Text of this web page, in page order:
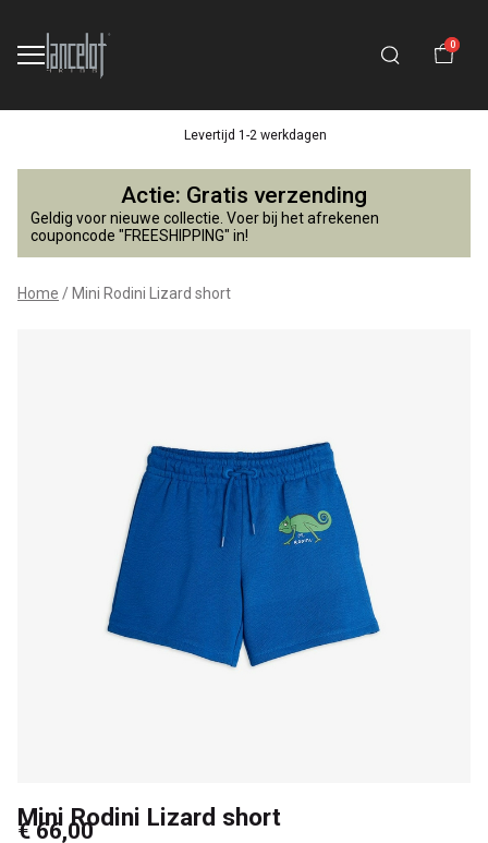
0
Levertijd 1-2 werkdagen
Mini
Rodini
Lizard
short
Actie: Gratis verzending
Geldig voor nieuwe collectie. Voer bij het afrekenen
couponcode "FREESHIPPING" in!
Home Mini Rodini Lizard short
Mini Rodini Lizard short
€ 66,00